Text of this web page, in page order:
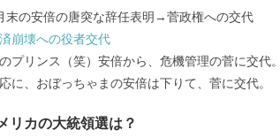
末の安倍の唐突な辞任表明→菅政権への交代
崩壊への役者交代
プリンス（笑）安倍から、危機管理の菅に交代
に、おぼっちゃまの安倍は下りて、菅に交代。
リカの大統領選は？